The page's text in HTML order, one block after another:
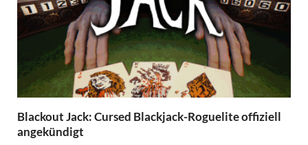
Blackout Jack: Cursed Blackjack-Roguelite offiziell
angekündigt